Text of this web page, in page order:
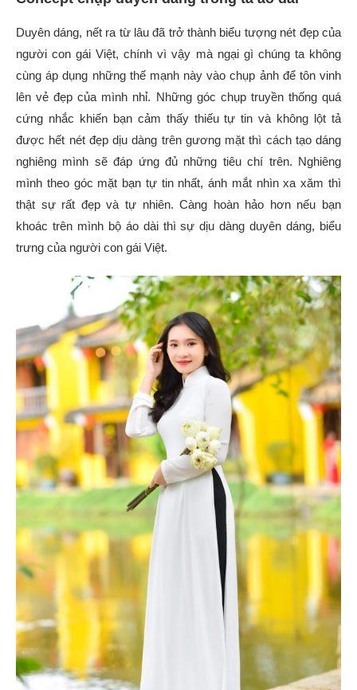
Duyên dáng, nết ra từ lâu đã trở thành biểu tượng nét đẹp của
người con gái Việt, chính vì vậy mà ngại gì chúng ta không
cùng áp dụng những thế mạnh này vào chụp ảnh để tôn vinh
lên vẻ đẹp của mình nhỉ. Những góc chụp truyền thống quá
cứng nhắc khiến bạn cảm thấy thiếu tự tin và không lột tả
được hết nét đẹp dịu dàng trên gương mặt thì cách tạo dáng
nghiêng mình sẽ đáp ứng đủ những tiêu chí trên. Nghiêng
mình theo góc mặt bạn tự tin nhất, ánh mắt nhìn xa xăm thì
thật sự rất đẹp và tự nhiên. Càng hoàn hảo hơn nếu bạn
khoác trên mình bộ áo dài thì sự dịu dàng duyên dáng, biểu
trưng của người con gái Việt.